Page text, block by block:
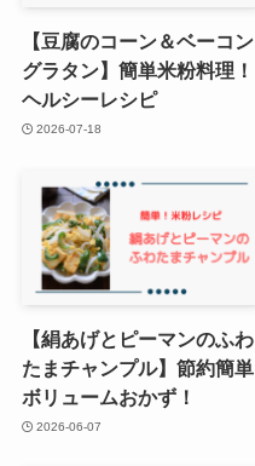
【豆腐のコーン＆ベーコン
グラタン】簡単米粉料理！
ヘルシーレシピ
2026-07-18
【絹あげとピーマンのふわ
たまチャンプル】節約簡単
ボリュームおかず！
2026-06-07